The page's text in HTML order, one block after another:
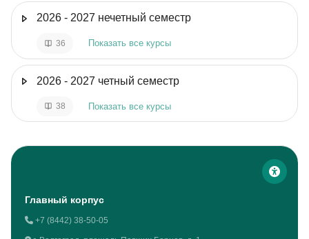
2026 - 2027 нечетный семестр
36 Показать все курсы
2026 - 2027 четный семестр
38 Показать все курсы
Блоки
Главный корпус
+7 (8442) 38-50-05